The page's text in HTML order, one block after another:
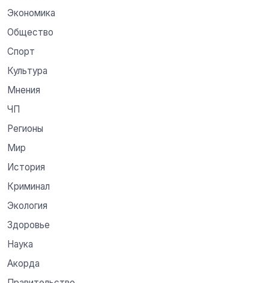
Экономика
Общество
Спорт
Культура
Мнения
ЧП
Регионы
Мир
История
Криминал
Экология
Здоровье
Наука
Акорда